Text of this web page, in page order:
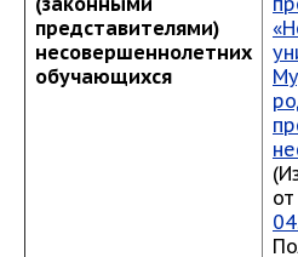
представителями)
несовершеннолетних
обучающихся
от